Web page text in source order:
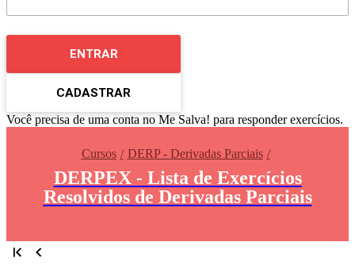
ENTRAR
CADASTRAR
Você precisa de uma conta no Me Salva! para responder exercícios.
Cursos DERP - Derivadas Parciais
DERPEX - Lista de Exercícios
Resolvidos de Derivadas Parciais